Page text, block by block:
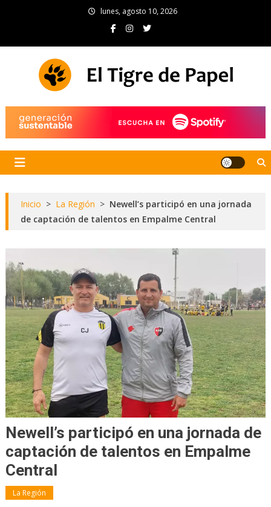
lunes, agosto 10, 2026
Inicio > La Región > Newell’s participó en una jornada
de captación de talentos en Empalme Central
Newell’s participó en una jornada de
captación de talentos en Empalme
Central
La Región